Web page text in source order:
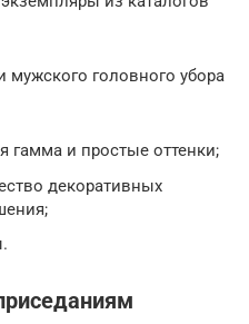
головного убора
гамма и простые оттенки;
декоративных